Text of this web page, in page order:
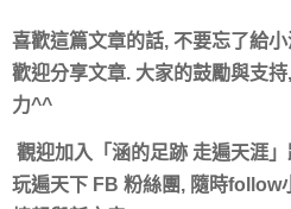
喜歡這篇文章的話, 不要忘了給
歡迎分享文章. 大家的鼓勵與支
力^^
觀迎加入「涵的足跡 走遍天涯」
玩遍天下 FB 粉絲團, 隨時follow